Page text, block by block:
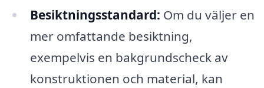
Besiktningsstandard: Om du väljer en
mer omfattande besiktning,
exempelvis en bakgrundscheck av
konstruktionen och material, kan